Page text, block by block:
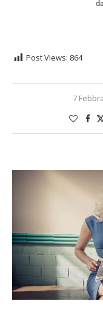
Post Views: 864
7